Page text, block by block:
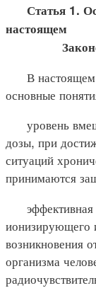
Статья 1.
настоящем
В настоящем
основные
уровень
дозы, при
ситуаций
принимаются
эффективная
ионизирующего
возникновения
организма